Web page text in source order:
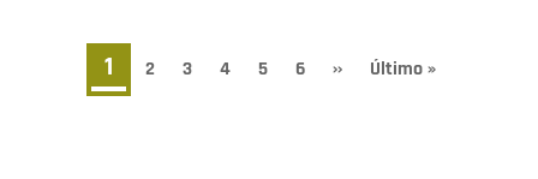
Paginación
Página
actual
1 Page
2 Page
3 Page
4 Page
5 Page
6
Siguiente
››
Última
Último »